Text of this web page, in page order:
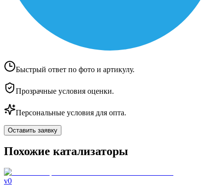
Быстрый ответ по фото и артикулу.
Прозрачные условия оценки.
Персональные условия для опта.
Оставить заявку
Похожие катализаторы
v0